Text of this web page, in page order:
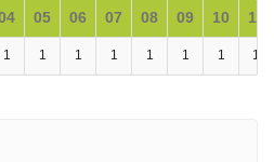
05 06 07 08 09 10 11
1 1 1 1 1 1 1 1